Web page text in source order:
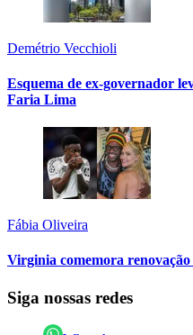
Demétrio Vecchioli
Esquema de ex-governador
Faria Lima
Fábia Oliveira
Virginia comemora
Siga nossas redes